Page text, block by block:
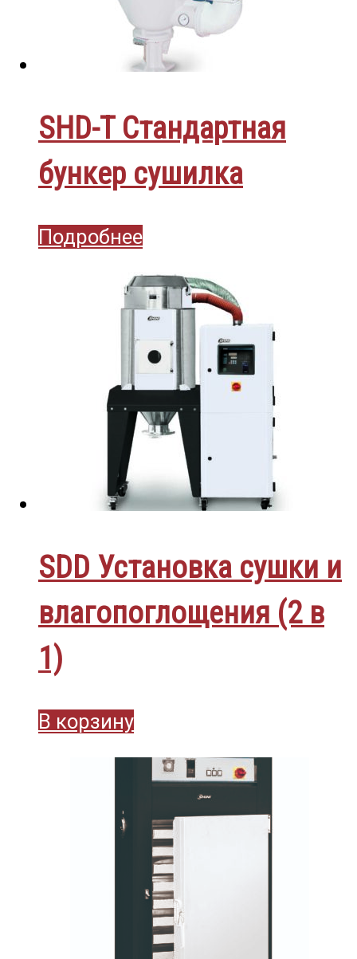
SHD-T Стандартная
бункер сушилка
Подробнее
SDD Установка сушки и
влагопоглощения (2 в
1)
В корзину